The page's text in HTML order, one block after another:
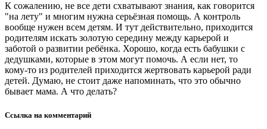
К сожалению, не все дети схватывают знания, как говорится
"на лету" и многим нужна серьёзная помощь. А контроль
вообще нужен всем детям. И тут действительно, приходится
родителям искать золотую середину между карьерой и
заботой о развитии ребёнка. Хорошо, когда есть бабушки с
дедушками, которые в этом могут помочь. А если нет, то
кому-то из родителей приходится жертвовать карьерой ради
детей. Думаю, не стоит даже напоминать, что это обычно
бывает мама. А что делать?
Ссылка на комментарий